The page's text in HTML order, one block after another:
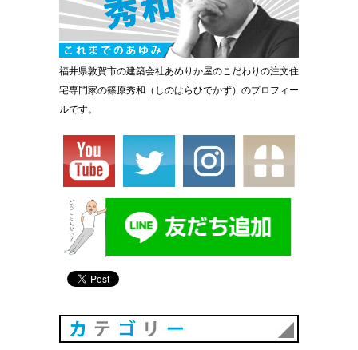
福井県敦賀市の建築会社あめりか屋のこだわりの注文住
宅専門家の篠原秀和（しのはらひでかず）のプロフィー
ルです。